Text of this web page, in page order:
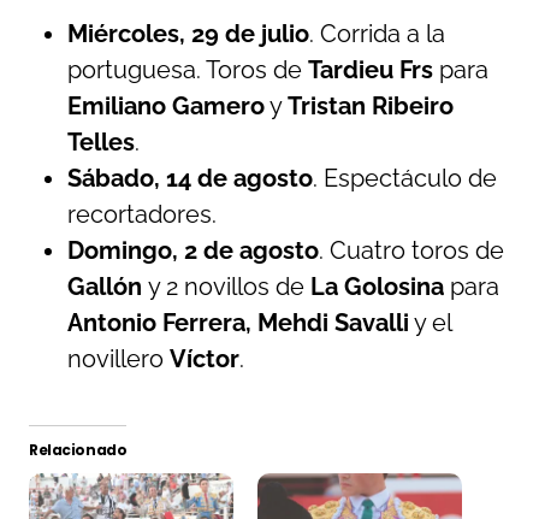
Miércoles, 29 de julio. Corrida a la
portuguesa. Toros de Tardieu Frs para
Emiliano GameroyTristan Ribeiro
Telles.
Sábado, 14 de agosto. Espectáculo de
recortadores.
Domingo, 2 de agosto. Cuatro toros de
Gallón y 2 novillos de La Golosina para
Antonio Ferrera, Mehdi Savalli y el
novillero Víctor.
Relacionado